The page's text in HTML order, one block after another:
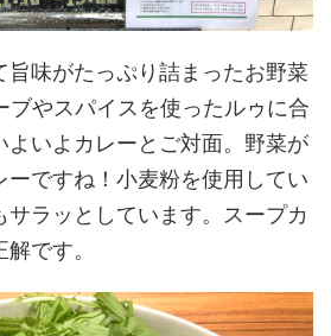
旨味がたっぷり詰まったお野菜
ブやスパイスを使ったルゥに合
よいよカレーとご対面。野菜が
ーですね！小麦粉を使用してい
サラッとしています。スープカ
です。